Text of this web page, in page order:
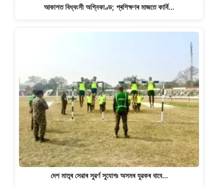
আকাশত বিধ্বংসী অগ্নিকাণ্ড; প্ৰশিক্ষণৰ মাজতে কাৰ্বি…
দেশ মাতৃৰ সেৱাৰ সুৱৰ্ণ সুযোগঃ অসমৰ যুৱকৰ বাবে…